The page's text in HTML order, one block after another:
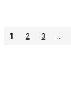
1 2 3